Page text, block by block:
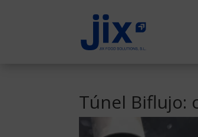
Túnel Biflujo: